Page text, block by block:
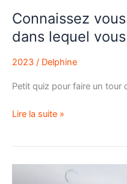
Connaissez
dans lequel
2023 / Delphine
Petit quiz pour faire un tour
Lire la suite »